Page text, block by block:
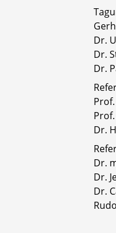
Dr.
Dr.
Dr.
Dr.
Dr.
Dr.
Dr.